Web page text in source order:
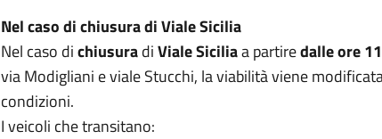
Nel caso di chiusura di Viale Sicilia
Nel caso dichiusuradiViale Siciliaa partiredalle ore
via Modigliani e viale Stucchi, la viabilità viene
condizioni.
I veicoli che transitano: